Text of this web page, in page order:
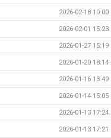
2026-02-18 10:00
2026-02-01 15:23
2026-01-27 15:19
2026-01-20 18:14
2026-01-16 13:49
2026-01-14 15:05
2026-01-13 17:24
2026-01-13 17:21